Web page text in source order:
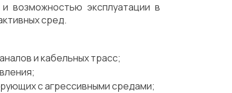
возможностью эксплуатации в
сред.
и кабельных трасс;
с агрессивными средами;